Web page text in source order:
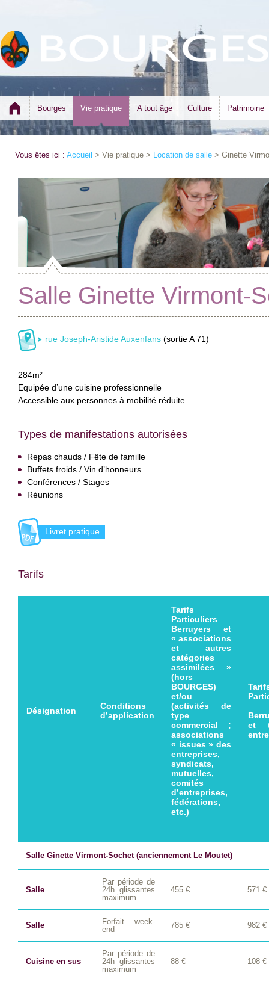
Bourges Vie pratique A tout âge Culture Patrimoine
Vous êtes ici : Accueil > Vie pratique > Location de salle > Ginette
Salle Ginette Virmont-
rue Joseph-Aristide Auxenfans (sortie A 71)
284m²
Equipée d’une cuisine professionnelle
Accessible aux personnes à mobilité réduite.
Types de manifestations autorisées
Repas chauds / Fête de famille
Buffets froids / Vin d’honneurs
Conférences / Stages
Réunions
Livret pratique
Tarifs
Désignation
Conditions
d’application
Tarifs
Particuliers
Berruyers et
« associations
et autres
catégories
assimilées »
(hors
BOURGES)
et/ou
(activités de
type
commercial ;
associations
« issues » des
entreprises,
syndicats,
mutuelles,
comités
d’entreprises,
fédérations,
etc.)
et
Salle Ginette Virmont-Sochet (anciennement Le Moutet)
Salle
Par période de
24h glissantes
maximum
455 € 571 €
Salle
Forfait week-
end
785 € 982 €
Cuisine en sus
Par période de
24h glissantes
maximum
88 € 108 €